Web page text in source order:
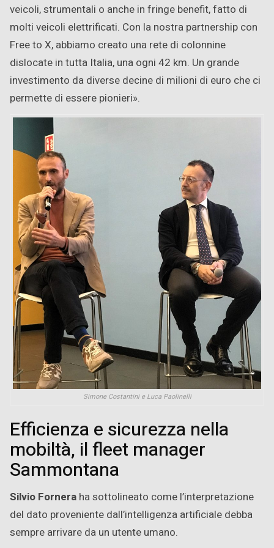
veicoli, strumentali o anche in fringe benefit, fatto di
molti veicoli elettrificati. Con la nostra partnership con
Free to X, abbiamo creato una rete di colonnine
dislocate in tutta Italia, una ogni 42 km. Un grande
investimento da diverse decine di milioni di euro che ci
permette di essere pionieri».
Simone Costantini e Luca Paolinelli
Efficienza e sicurezza nella
mobiltà, il fleet manager
Sammontana
Silvio Fornera ha sottolineato come l’interpretazione
del dato proveniente dall’intelligenza artificiale debba
sempre arrivare da un utente umano.